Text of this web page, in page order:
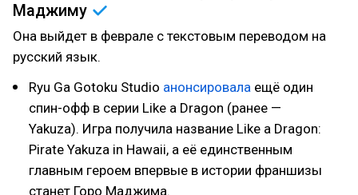
Маджиму
Она выйдет в феврале с текстовым переводом на
русский язык.
Ryu Ga Gotoku Studio анонсировала ещё один
спин-офф в серии Like a Dragon (ранее —
Yakuza). Игра получила название Like a Dragon:
Pirate Yakuza in Hawaii, а её единственным
главным героем впервые в истории франшизы
станет Горо Маджима.